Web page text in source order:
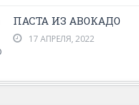
ПАСТА ИЗ АВОКАДО
17 АПРЕЛЯ, 2022